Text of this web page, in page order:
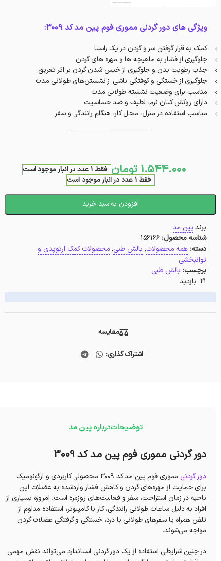
ویژگی های دور گردنی مموری فوم پین مد کد 3009:
کمک به قرار گرفتن سر و گردن در یک راستا
جلوگیری از فشار به ماهیچه ها و مهره های گردن
جذب رطوبت بدن و جلوگیری از خیس شدن گردن بر اثر تعریق
جلوگیری از خستگی و کوفتگی ناشی از نشستن‌های طولانی مدت
مناسب برای وضعیت نشسته طولانی مدت
دارای روکش کتان نرم، لطیف و ضد حساسیت
مناسب استفاده در منزل، محل کار، هنگام رانندگی و سفر
1.544.000 تومان فقط 1 عدد در انبار موجود است
فقط 1 عدد در انبار موجود است
افزودن به سبد خرید
برند پین مد
شناسه محصول: 156166
دسته: همه محصولات, بالش طبی, محصولات کمک ارتوپدی و
توانبخشی
برچسب: بالش طبی
21 بازدید
مقایسه
اشتراک گذاری:
توضیحاتدرباره پین مد
دور گردنی مموری فوم پین مد کد 3009
دور گردنی
مموری فوم پین مد کد 3009 محصولی کاربردی و ارگونومیک
برای حمایت از مهره‌های گردن و کاهش فشار واردشده به عضلات این
ناحیه در زمان استراحت، سفر و فعالیت‌های روزمره است. امروزه بسیاری از
افراد به دلیل ساعات طولانی رانندگی، کار با کامپیوتر، استفاده مداوم از
تلفن همراه یا سفرهای طولانی با درد، خستگی و گرفتگی عضلات گردن
مواجه می‌شوند.
در چنین شرایطی استفاده از یک دور گردنی استاندارد می‌تواند نقش مهمی